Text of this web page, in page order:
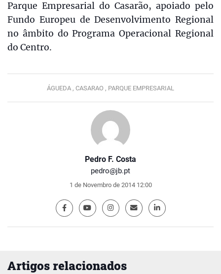
Pedro F. Costa
pedro@jb.pt
1 de Novembro de 2014 12:00
Parque Empresarial do Casarão, apoiado pelo
Fundo Europeu de Desenvolvimento Regional
no âmbito do Programa Operacional Regional
do Centro.
ÁGUEDA , CASARAO , PARQUE EMPRESARIAL
Artigos relacionados